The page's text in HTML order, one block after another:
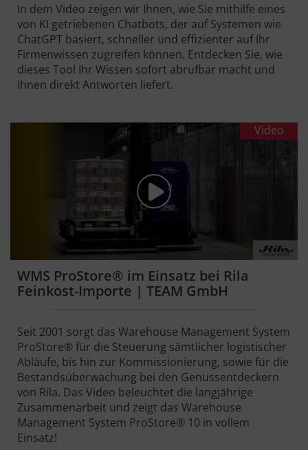
In dem Video zeigen wir Ihnen, wie Sie mithilfe eines
von KI getriebenen Chatbots, der auf Systemen wie
ChatGPT basiert, schneller und effizienter auf Ihr
Firmenwissen zugreifen können. Entdecken Sie, wie
dieses Tool Ihr Wissen sofort abrufbar macht und
Ihnen direkt Antworten liefert.
Video
WMS ProStore® im Einsatz bei Rila
Feinkost-Importe | TEAM GmbH
Seit 2001 sorgt das Warehouse Management System
ProStore® für die Steuerung sämtlicher logistischer
Abläufe, bis hin zur Kommissionierung, sowie für die
Bestandsüberwachung bei den Genussentdeckern
von Rila. Das Video beleuchtet die langjährige
Zusammenarbeit und zeigt das Warehouse
Management System ProStore® 10 in vollem
Einsatz!